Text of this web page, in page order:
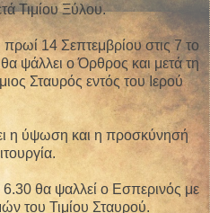
Τιμίου Ξύλου.
14 Σεπτεμβρίου στις 7 το
ψάλλει ο Όρθρος και μετά τη
Σταυρός εντός του Ιερού
η ύψωση και η προσκύνησή
θα ψαλλεί ο Εσπερινός με
του Τιμίου Σταυρού.